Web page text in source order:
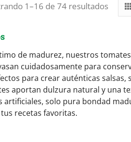
1–16 de 74 resultados
por
de madurez, nuestros tomates
cuidadosamente para
para crear auténticas salsas,
aportan dulzura natural y una
artificiales, solo pura bondad
recetas favoritas.